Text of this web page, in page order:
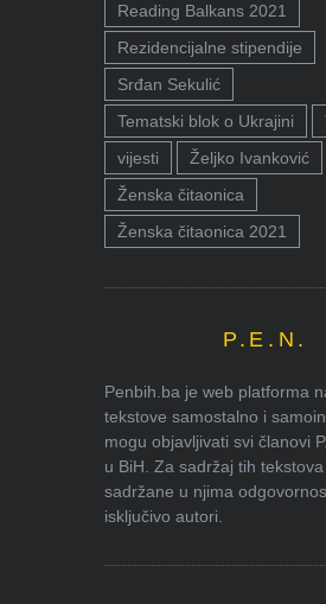
Reading Balkans 2021
Rezidencijalne stipendije
Srđan Sekulić
Tematski blok o Ukrajini
vijesti
Željko Ivanković
Ženska čitaonica
Ženska čitaonica 2021
P.E.N.
Penbih.ba je web platforma
tekstove samostalno i
mogu objavljivati svi članovi
u BiH. Za sadržaj tih
sadržane u njima
isključivo autori.